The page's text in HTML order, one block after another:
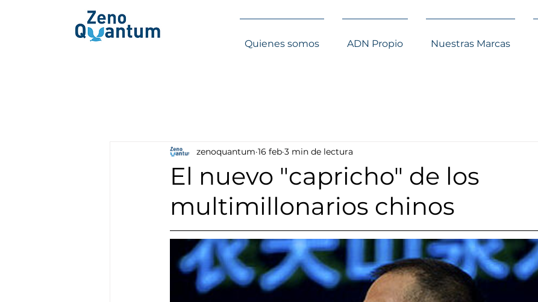
Quienes somos ADN Propio Nuestras Marcas
El nuevo "capricho" de los
multimillonarios chinos
zenoquantum 16 feb 3 min de lectura